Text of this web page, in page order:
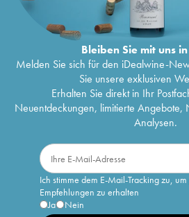
Bleiben Sie mit uns
Melden Sie sich für den iDealwine-
Sie unsere exklusiven
Erhalten Sie direkt in Ihr
Neuentdeckungen, limitierte Angebote,
Analysen.
Ich stimme dem E-Mail-Tracking zu,
Empfehlungen zu erhalten
Ja
Nein